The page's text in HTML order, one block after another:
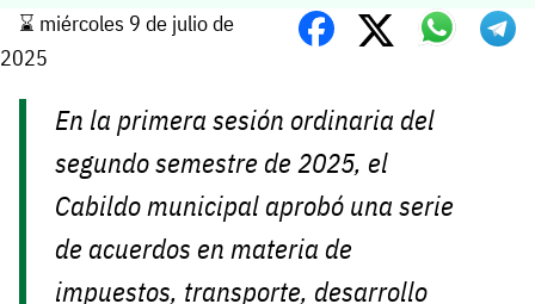
⌛️ miércoles 9 de julio de
2025
En la primera sesión ordinaria del
segundo semestre de 2025, el
Cabildo municipal aprobó una serie
de acuerdos en materia de
impuestos, transporte, desarrollo